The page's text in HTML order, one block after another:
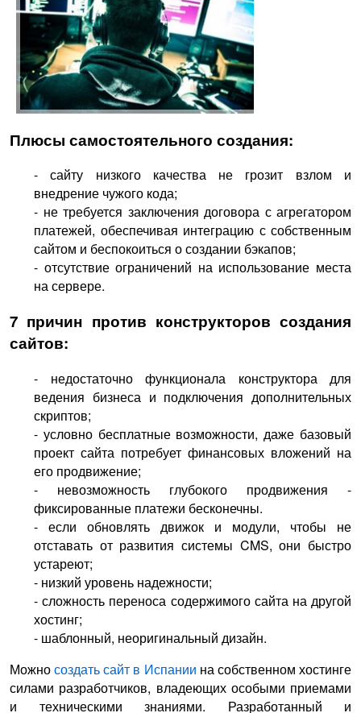
Плюсы самостоятельного создания:
- сайту низкого качества не грозит взлом и
внедрение чужого кода;
- не требуется заключения договора с агрегатором
платежей, обеспечивая интеграцию с собственным
сайтом и беспокоиться о создании бэкапов;
- отсутствие ограничений на использование места
на сервере.
7 причин против конструкторов создания
сайтов:
- недостаточно функционала конструктора для
ведения бизнеса и подключения дополнительных
скриптов;
- условно бесплатные возможности, даже базовый
проект сайта потребует финансовых вложений на
его продвижение;
- невозможность глубокого продвижения -
фиксированные платежи бесконечны.
- если обновлять движок и модули, чтобы не
отставать от развития системы CMS, они быстро
устареют;
- низкий уровень надежности;
- сложность переноса содержимого сайта на другой
хостинг;
- шаблонный, неоригинальный дизайн.
Можносоздать сайт в Испании на собственном хостинге
силами разработчиков, владеющих особыми приемами
и техническими знаниями. Разработанный и